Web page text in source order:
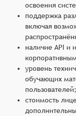
освоения
поддержка
включая
наличие API и
уровень
обучающих
пользователей;
стоимость